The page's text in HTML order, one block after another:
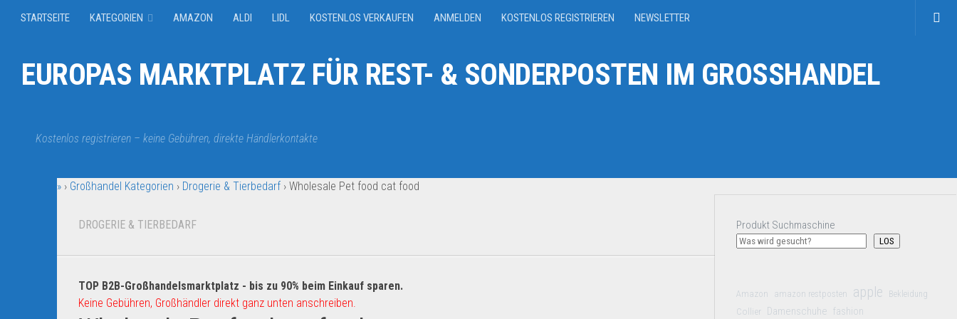
STARTSEITE KATEGORIEN AMAZON ALDI LIDL KOSTENLOS VERKAUFEN ANMELDEN KOSTENLOS REGISTRIEREN NEWSLETTER
EUROPAS MARKTPLATZ FÜR REST- & SONDERPOSTEN IM GROSSHANDEL
Kostenlos registrieren – keine Gebühren, direkte Händlerkontakte
» › Großhandel Kategorien › Drogerie & Tierbedarf › Wholesale Pet food cat food
DROGERIE & TIERBEDARF
TOP B2B-Großhandelsmarktplatz - bis zu 90% beim Einkauf sparen.
Keine Gebühren, Großhändler direkt ganz unten anschreiben.
Produkt Suchmaschine
LOS
Amazon amazon restposten apple Bekleidung
Collier Damenschuhe fashion